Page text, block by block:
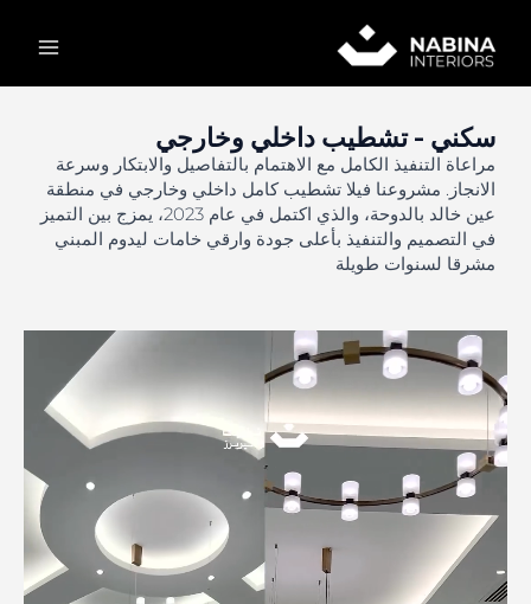
المحتوى
سكني - تشطيب داخلي وخارجي
مراعاة التنفيذ الكامل مع الاهتمام بالتفاصيل والابتكار وسرعة
الانجاز. مشروعنا فيلا تشطيب كامل داخلي وخارجي في منطقة
عين خالد بالدوحة، والذي اكتمل في عام 2023، يمزج بين التميز
في التصميم والتنفيذ بأعلى جودة وارقي خامات ليدوم المبني
مشرقا لسنوات طويلة